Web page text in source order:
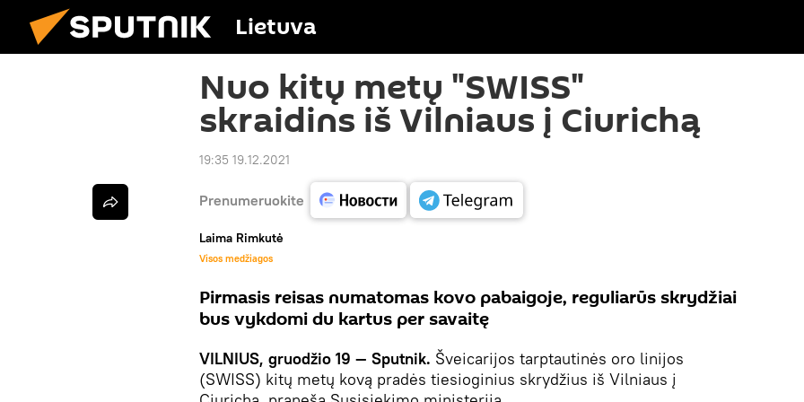
Lietuva
Nuo kitų metų "SWISS"
skraidins iš Vilniaus į Ciurichą
19:35 19.12.2021
Prenumeruokite
Laima Rimkutė
Visos medžiagos
Pirmasis reisas numatomas kovo pabaigoje, reguliarūs skrydžiai
bus vykdomi du kartus per savaitę
VILNIUS, gruodžio 19 — Sputnik. Šveicarijos tarptautinės oro linijos
(SWISS) kitų metų kovą pradės tiesioginius skrydžius iš Vilniaus į